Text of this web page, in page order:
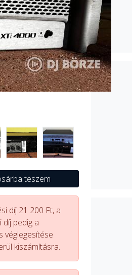
teszem
díj 21 200 Ft, a
díj pedig a
véglegesítése
kiszámításra.